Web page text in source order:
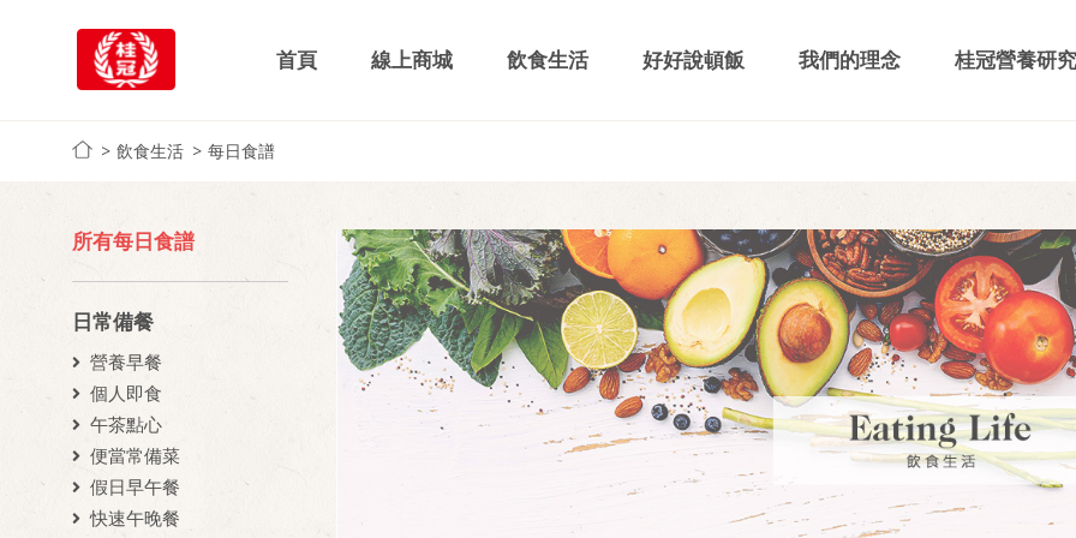
首頁 線上商城 飲食生活 好好說頓飯 我們的理念 桂冠營養研
飲食生活 每日食譜
所有每日食譜
日常備餐
營養早餐
個人即食
午茶點心
便當常備菜
假日早午餐
快速午晚餐